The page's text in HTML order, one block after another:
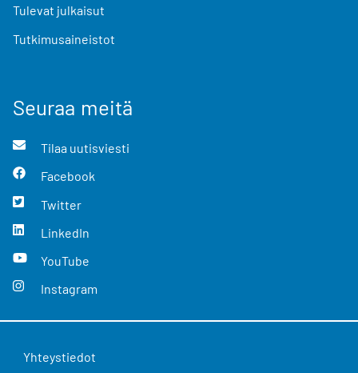
Tulevat julkaisut
Tutkimusaineistot
Seuraa meitä
Tilaa uutisviesti
Facebook
Twitter
LinkedIn
YouTube
Instagram
Yhteystiedot